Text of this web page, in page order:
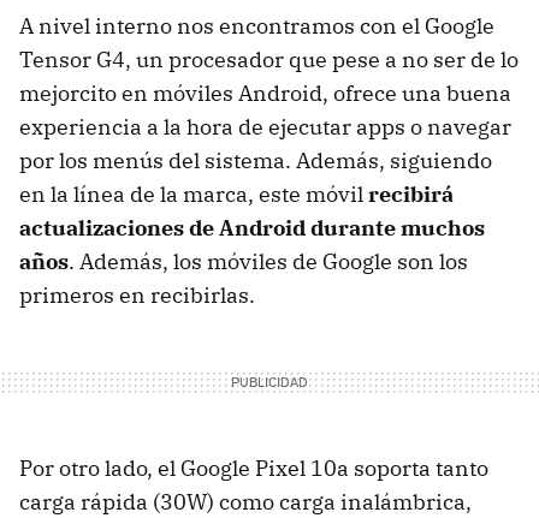
A nivel interno nos encontramos con el Google
Tensor G4, un procesador que pese a no ser de lo
mejorcito en móviles Android, ofrece una buena
experiencia a la hora de ejecutar apps o navegar
por los menús del sistema. Además, siguiendo
en la línea de la marca, este móvilrecibirá
actualizaciones de Android durante muchos
años. Además, los móviles de Google son los
primeros en recibirlas.
Por otro lado, el Google Pixel 10a soporta tanto
carga rápida (30W) como carga inalámbrica,